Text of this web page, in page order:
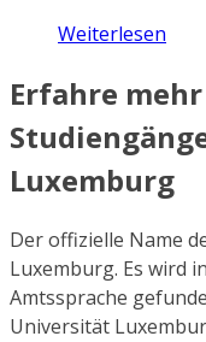
Weiterlesen
Erfahre
Luxemburg
Der offizielle Name
Luxemburg. Es wird
Amtssprache
Universität